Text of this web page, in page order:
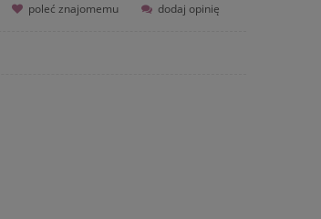
poleć znajomemu dodaj opinię